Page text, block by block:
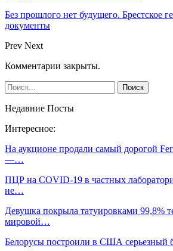
Без прошлого нет будущего. Брестское
документы
Prev Next
Комментарии закрыты.
Недавние Посты
Интересное:
На аукционе продали самый дорогой
―…
ПЦР на COVID-19 в частных
не…
Девушка покрыла татуировками 99,8%
мировой…
Белорусы построили в США серьезный